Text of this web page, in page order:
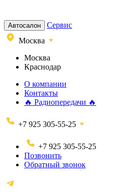
Автосалон
Сервис
Москва
Москва
Краснодар
О компании
Контакты
🔥 Радиопередачи 🔥
+7 925 305-55-25
+7 925 305-55-25
Позвонить
Обратный звонок